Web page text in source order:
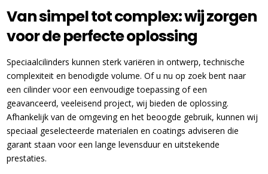
Van simpel tot complex: wij zorgen
voor de perfecte oplossing
Speciaalcilinders kunnen sterk variëren in ontwerp, technische
complexiteit en benodigde volume. Of u nu op zoek bent naar
een cilinder voor een eenvoudige toepassing of een
geavanceerd, veeleisend project, wij bieden de oplossing.
Afhankelijk van de omgeving en het beoogde gebruik, kunnen wij
speciaal geselecteerde materialen en coatings adviseren die
garant staan voor een lange levensduur en uitstekende
prestaties.